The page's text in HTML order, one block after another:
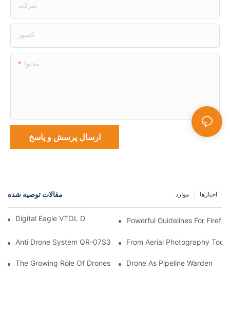
شرکت
کشور:
محتوا
ارسال پرسش و پاسخ
مقالات توصیه شده اخبارها موارد
Digital Eagle VTOL Drones Ready To DeliverPowerful Guidelines For
Anti Drone System QR-07S3 A Remarkable Performance In
From Aerial Photography
The Growing Role Of Drones Across Various Industries
Drone As Pipeline Warden